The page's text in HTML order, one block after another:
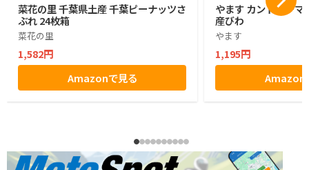
菜花の里 千葉県土産 千葉ピーナッツさ
ぶれ 24枚箱
菜花の里
1,582円
Amazonで見る
やます カントリーマ
産びわ
やます
1,195円
Amazon